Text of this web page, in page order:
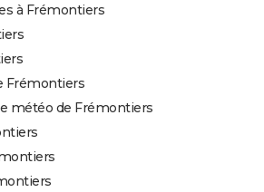
à Frémontiers
Frémontiers
météo de Frémontiers